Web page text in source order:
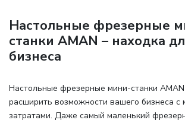
Настольные фрезерные
станки AMAN – находка
бизнеса
Настольные фрезерные мини-станки
расширить возможности вашего бизнеса
затратами. Даже самый маленький